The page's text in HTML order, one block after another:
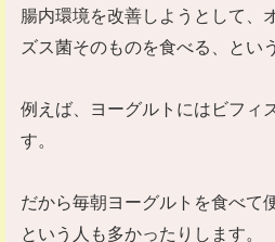
腸内環境を改善しようとして、
ズス菌そのものを食べる、とい
例えば、ヨーグルトにはビフィ
す。
だから毎朝ヨーグルトを食べて
という人も多かったりします。